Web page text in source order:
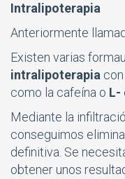
Intralipoterapia
Anteriormente
Existen varias
intralipoterapia
como la cafeína o L-
Mediante la
conseguimos
definitiva. Se
obtener unos